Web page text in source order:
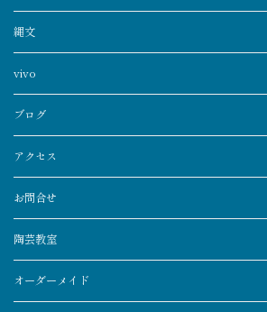
縄文
vivo
ブログ
アクセス
お問合せ
陶芸教室
オーダーメイド